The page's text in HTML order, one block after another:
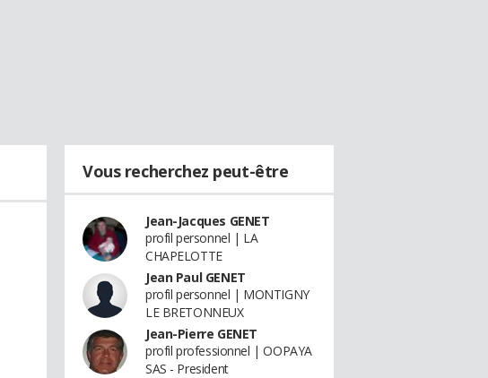
Vous recherchez peut-être
Jean-Jacques GENET
profil personnel | LA
CHAPELOTTE
Jean Paul GENET
profil personnel | MONTIGNY
LE BRETONNEUX
Jean-Pierre GENET
profil professionnel | OOPAYA
SAS - President